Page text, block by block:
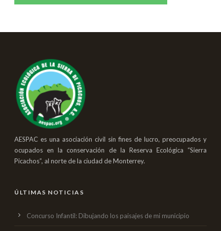
AESPAC es una asociación civil sin fines de lucro, preocupados y
ocupados en la conservación de la Reserva Ecológica “Sierra
Picachos”, al norte de la ciudad de Monterrey.
ÚLTIMAS NOTICIAS
Concurso Infantil: Dibujando los paisajes de mi municipio